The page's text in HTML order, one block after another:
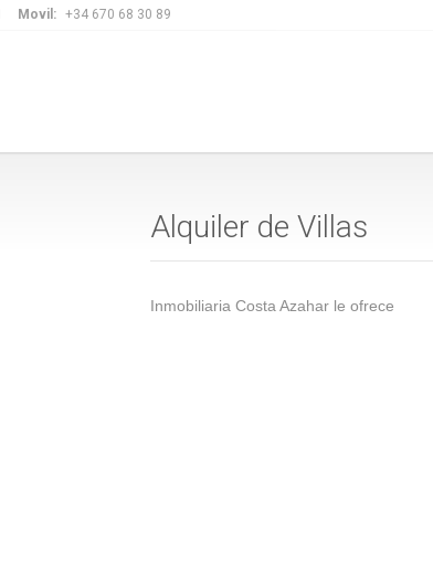
Movil: +34 670 68 30 89
Alquiler de Villas
Inmobiliaria Costa Azahar le ofrece